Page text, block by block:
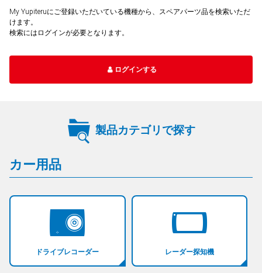
My Yupiteruにご登録いただいている機種から、スペアパーツ品を検索いただ
けます。
検索にはログインが必要となります。
ログインする
製品カテゴリで探す
カー用品
ドライブレコーダー レーダー探知機